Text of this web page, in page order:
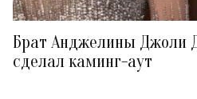
Брат Анджелины Джоли
сделал каминг-аут